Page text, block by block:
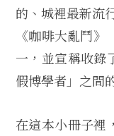
的、城裡最新流
《咖啡大亂鬥
一，並宣稱收錄
假博學者」之間
在這本小冊子裡